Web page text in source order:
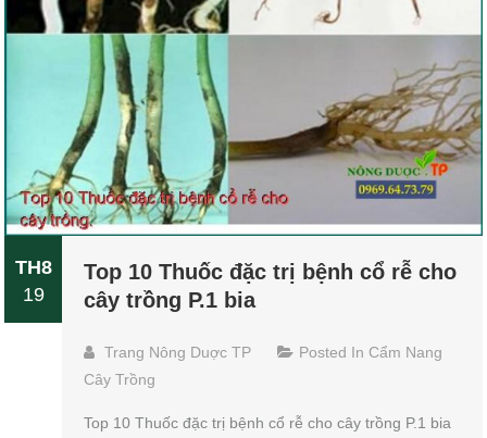
TH8
19
Top 10 Thuốc đặc trị bệnh cổ rễ cho
cây trồng P.1 bia
Trang Nông Duợc TP Posted In Cẩm Nang
Cây Trồng
Top 10 Thuốc đặc trị bệnh cổ rễ cho cây trồng P.1 bia